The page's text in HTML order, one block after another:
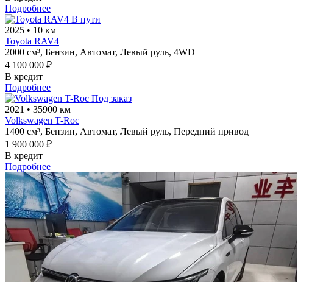
Подробнее
В пути
2025 • 10 км
Toyota RAV4
2000 см³, Бензин, Автомат, Левый руль, 4WD
4 100 000 ₽
В кредит
Подробнее
Под заказ
2021 • 35900 км
Volkswagen T-Roc
1400 см³, Бензин, Автомат, Левый руль, Передний привод
1 900 000 ₽
В кредит
Подробнее